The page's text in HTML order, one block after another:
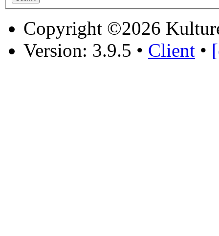
Copyright ©2026
Version: 3.9.5 • Client •